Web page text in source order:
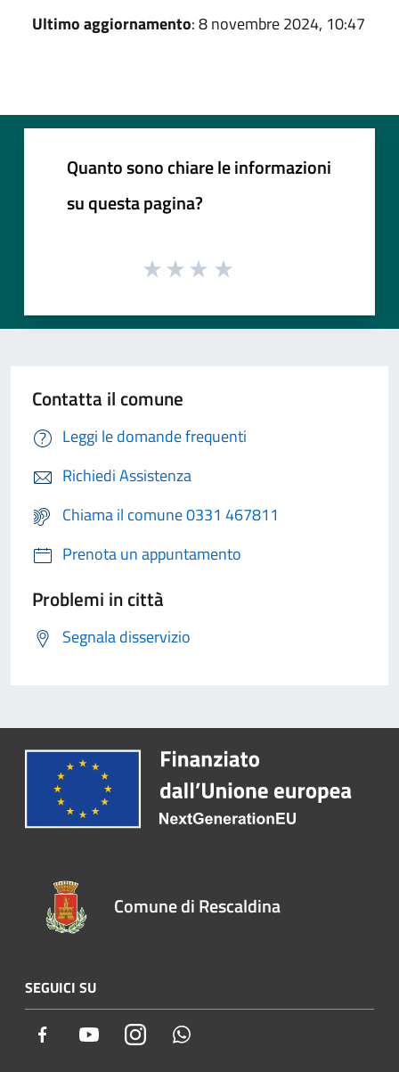
Ultimo aggiornamento: 8 novembre 2024, 10:47
Quanto sono chiare le informazioni
su questa pagina?
Contatta il comune
Leggi le domande frequenti
Richiedi Assistenza
Chiama il comune 0331 467811
Prenota un appuntamento
Problemi in città
Segnala disservizio
Comune di Rescaldina
SEGUICI SU
Facebook YoutubeInstagram